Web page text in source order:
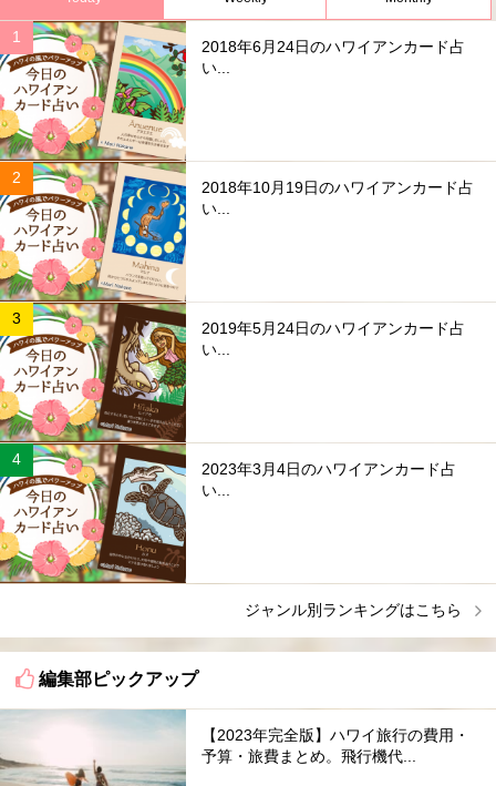
2018年6月24日のハワイアンカード占
い...
2018年10月19日のハワイアンカード占
い...
2019年5月24日のハワイアンカード占
い...
2023年3月4日のハワイアンカード占
い...
ジャンル別ランキングはこちら
編集部ピックアップ
【2023年完全版】ハワイ旅行の費用・
予算・旅費まとめ。飛行機代...